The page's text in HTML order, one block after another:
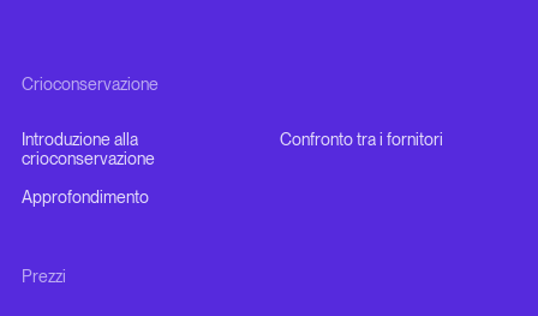
Crioconservazione
Introduzione alla
crioconservazione
Confronto tra i fornitori
Approfondimento
Prezzi